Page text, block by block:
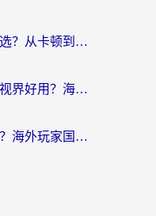
国外光明大陆加速器怎么选？从卡顿到丝滑的终极指南（含德国玩走开外星人墨西哥玩俄罗斯方块技巧）
在国外什么加速器玩双生视界好用？海外党亲测不踩坑的终极指南
在国外可以打炫舞时代吗？海外玩家国服游戏加速全攻略（附实测推荐）